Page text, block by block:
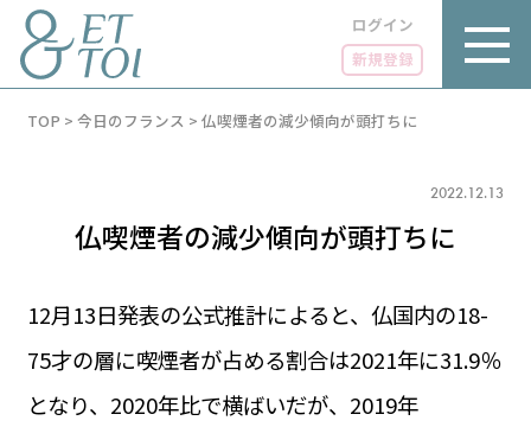
ログイン
新規登録
LUXE
FR 12:54 ／ JP 19:54
TOP > 今日のフランス > 仏喫煙者の減少傾向が頭打ちに
2022.12.13
仏喫煙者の減少傾向が頭打ちに
12月13日発表の公式推計によると、仏国内の18-
75才の層に喫煙者が占める割合は2021年に31.9％
となり、2020年比で横ばいだが、2019年